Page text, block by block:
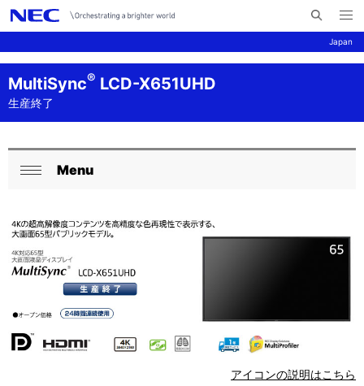
Japan
イ
ト
メ
ニ
ュ
ナ
ビ
ー
ン
サ
イ
内
現
在
置
を
MultiSync® LCD-X651UHD
生産終了
ロ
カ
ル
ゲ
る
Menu
アイコンの説明はこちら